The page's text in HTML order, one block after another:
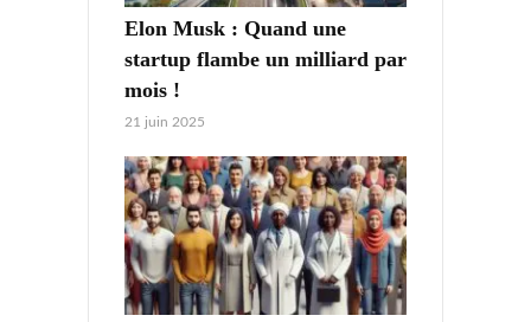
Elon Musk : Quand une
startup flambe un milliard par
mois !
21 juin 2025